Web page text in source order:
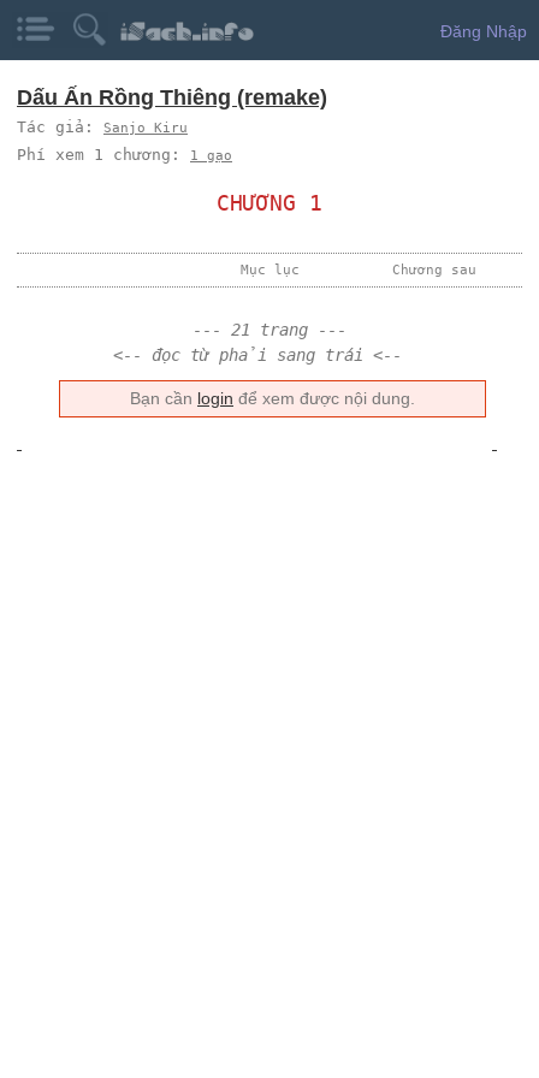
Đăng Nhập
Dấu Ấn Rồng Thiêng (remake)
Tác giả: Sanjo Kiru
Phí xem 1 chương: 1 gạo
CHƯƠNG 1
Mục lục Chương sau
--- 21 trang ---
<-- đọc từ phải sang trái <--
Bạn cần login để xem được nội dung.